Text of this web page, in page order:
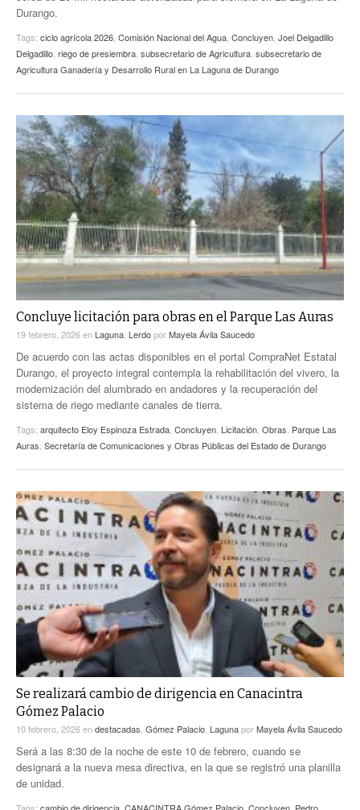
Durango.
Tags: ciclo agrícola 2026 Comisión Nacional del Agua Concluyen Joel Delgadillo
Delgadillo riego de presiembra subsecretario de Agricultura subsecretario de
Agricultura Ganadería y Desarrollo Rural en La Laguna de Durango
Concluye licitación para obras en el Parque Las Auras
19 febrero, 2026en Laguna, LerdoporMayela Ávila Saucedo
De acuerdo con las actas disponibles en el portal CompraNet Estatal
Durango, el proyecto integral contempla la rehabilitación del vivero, la
modernización del alumbrado en andadores y la recuperación del
sistema de riego mediante canales de tierra.
Tags: arquitecto Eloy Espinoza Estrada, Concluyen, Licitación, Obras, Parque Las
Auras, Secretaría de Comunicaciones y Obras Públicas del Estado de Durango
Se realizará cambio de dirigencia en Canacintra
Gómez Palacio
10 febrero, 2026endestacadas Gómez Palacio LagunaporMayela Ávila Saucedo
Será a las 8:30 de la noche de este 10 de febrero, cuando se
designará a la nueva mesa directiva, en la que se registró una planilla
de unidad.